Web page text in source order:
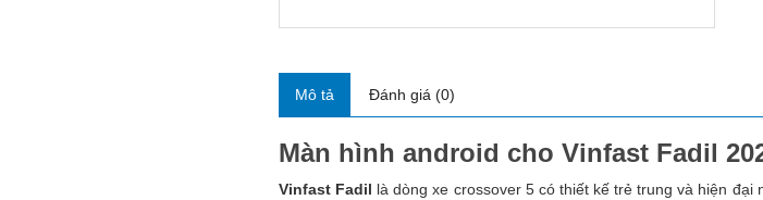
Mô tả Đánh giá (0)
Màn hình android cho Vinfast Fadil
Vinfast Fadil là dòng xe crossover 5 có thiết kế trẻ trung và hiện